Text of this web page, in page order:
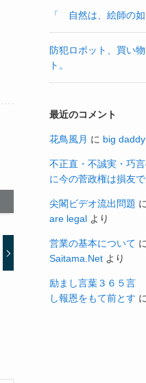
「 自然は、絵師の
防犯ロボット、買い
ト。
最近のコメント
花鳥風月 に big
不正直・不誠実・巧
に今の菅政権は損友
尖閣ビデオ流出問題 に
are legal より
営業の基本について に
Saitama.Net より
励まし言葉３６５言
し報恩をもて前とす に